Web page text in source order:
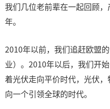
我们几位老前辈在一起回顾
年。
2010年以前，我们追赶欧盟
业）。2010年以后，我们开
着光伏走向平价时代，光伏
向一个引领全球的时代。